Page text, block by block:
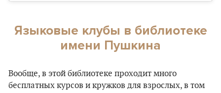
Языковые клубы в библиотеке
имени Пушкина
Вообще, в этой библиотеке проходит много
бесплатных курсов и кружков для взрослых, в том